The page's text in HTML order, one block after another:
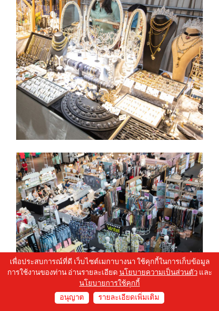
เพื่อประสบการณ์ที่ดี เว็บไซต์เมกาบางนา ใช้คุกกี้ในการเก็บข้อมูล
การใช้งานของท่าน อ่านรายละเอียด นโยบายความเป็นส่วนตัวและ
นโยบายการใช้คุกกี้
อนุญาต
รายละเอียดเพิ่มเติม